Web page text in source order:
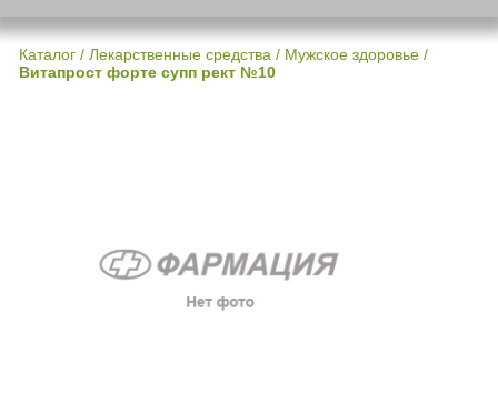
Каталог / Лекарственные средства / Мужское здоровье /
Витапрост форте супп рект №10